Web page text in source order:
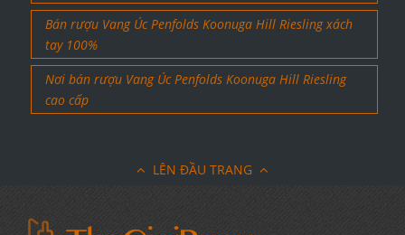
Bán rượu Vang Úc Penfolds Koonuga Hill Riesling xách
tay 100%
Nơi bán rượu Vang Úc Penfolds Koonuga Hill Riesling
cao cấp
LÊN ĐẦU TRANG